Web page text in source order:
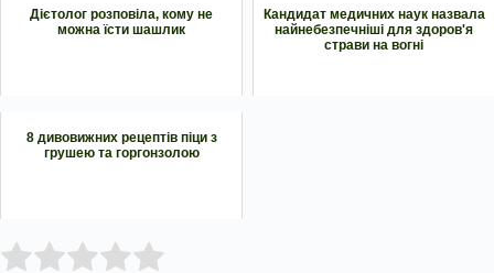
Дієтолог розповіла, кому не
можна їсти шашлик
Кандидат медичних наук назвала
найнебезпечніші для здоров'я
страви на вогні
8 дивовижних рецептів піци з
грушею та горгонзолою
Rate this item: